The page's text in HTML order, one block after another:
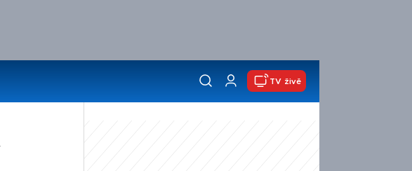
TV živě